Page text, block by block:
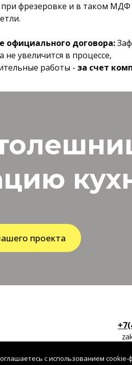
при фрезеровке и в таком
официального договора:
не увеличится в процессе,
работы - за счет
проекта
с использованием cookie-